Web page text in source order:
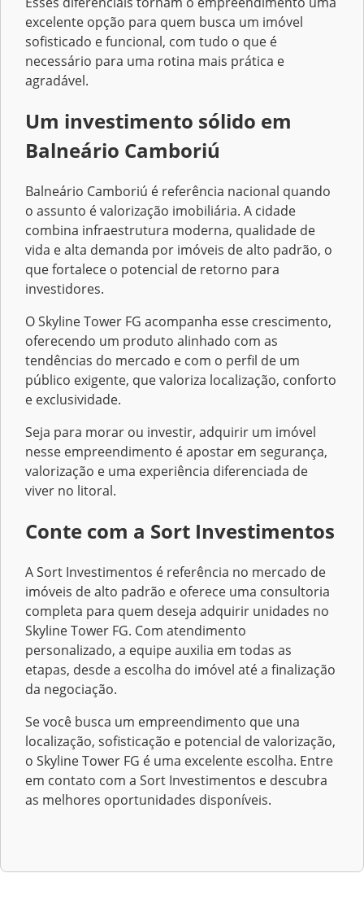
excelente opção para quem busca um imóvel
sofisticado e funcional, com tudo o que é
necessário para uma rotina mais prática e
agradável.
Um investimento sólido em
Balneário Camboriú
Balneário Camboriú é referência nacional quando
o assunto é valorização imobiliária. A cidade
combina infraestrutura moderna, qualidade de
vida e alta demanda por imóveis de alto padrão, o
que fortalece o potencial de retorno para
investidores.
O Skyline Tower FG acompanha esse crescimento,
oferecendo um produto alinhado com as
tendências do mercado e com o perfil de um
público exigente, que valoriza localização, conforto
e exclusividade.
Seja para morar ou investir, adquirir um imóvel
nesse empreendimento é apostar em segurança,
valorização e uma experiência diferenciada de
viver no litoral.
Conte com a Sort Investimentos
A Sort Investimentos é referência no mercado de
imóveis de alto padrão e oferece uma consultoria
completa para quem deseja adquirir unidades no
Skyline Tower FG. Com atendimento
personalizado, a equipe auxilia em todas as
etapas, desde a escolha do imóvel até a finalização
da negociação.
Se você busca um empreendimento que una
localização, sofisticação e potencial de valorização,
o Skyline Tower FG é uma excelente escolha. Entre
em contato com a Sort Investimentos e descubra
as melhores oportunidades disponíveis.